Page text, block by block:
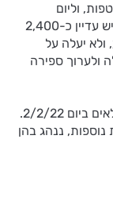
לזכור שנשלחו כ-3,700 מעטפות, וליום
הספירה התקבלו כ-1,300 מעטפות, כך שיש עדיין כ-2,400
ולא יעלה על
ספירה
כאמור, הודעה על כך פרסמתי באתר הגמלאים ביום 2/2/22.
ננהג בהן